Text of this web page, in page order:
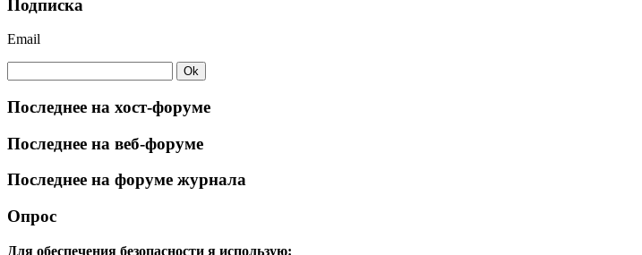
Подписка
Email
Последнее на хост-форуме
Последнее на веб-форуме
Последнее на форуме журнала
Опрос
Для обеспечения безопасности я использую: